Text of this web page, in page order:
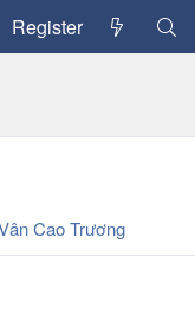
Register
Cao Trương